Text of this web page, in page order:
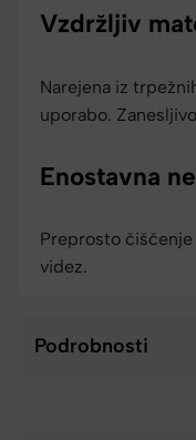
Vzdržljiv
Narejena iz
uporabo.
Enostavna
Preprosto čiščenje
videz.
Podrobnosti